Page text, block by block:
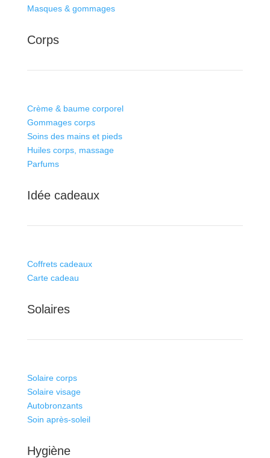
Masques & gommages
Corps
Crème & baume corporel
Gommages corps
Soins des mains et pieds
Huiles corps, massage
Parfums
Idée cadeaux
Coffrets cadeaux
Carte cadeau
Solaires
Solaire corps
Solaire visage
Autobronzants
Soin après-soleil
Hygiène